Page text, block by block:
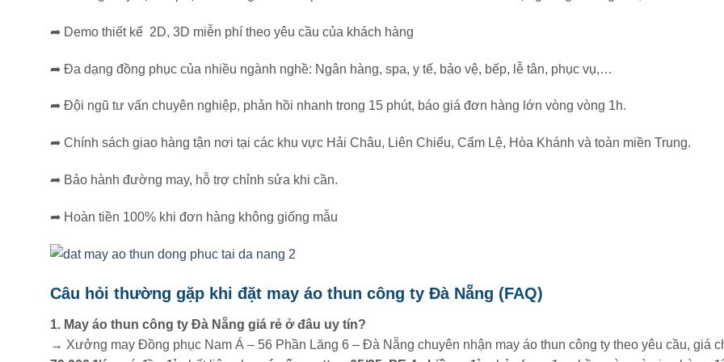
➦ Demo thiết kế 2D, 3D miễn phí theo yêu cầu của khách hàng
➦ Đa dạng đồng phục của nhiều ngành nghề: Ngân hàng, spa, y tế, bảo vệ, bếp, lễ tân, phục vụ,…
➦ Đội ngũ tư vấn chuyên nghiệp, phản hồi nhanh trong 15 phút, báo giá đơn hàng lớn vòng vòng 1h.
➦ Chính sách giao hàng tận nơi tại các khu vực Hải Châu, Liên Chiểu, Cẩm Lệ, Hòa Khánh và toàn miền Trung.
➦ Bảo hành đường may, hỗ trợ chỉnh sửa khi cần.
➦ Hoàn tiền 100% khi đơn hàng không giống mẫu
Câu hỏi thường gặp khi đặt may áo thun công ty Đà Nẵng (FAQ)
1. May áo thun công ty Đà Nẵng giá rẻ ở đâu uy tín?
→ Xưởng may Đồng phục Nam Á – 56 Phần Lăng 6 – Đà Nẵng chuyên nhận may áo thun công ty theo yêu cầu, giá